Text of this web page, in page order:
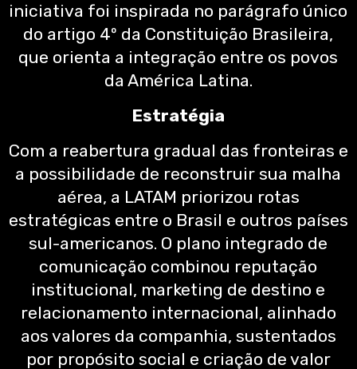
iniciativa foi inspirada no parágrafo único
do artigo 4º da Constituição Brasileira,
que orienta a integração entre os povos
da América Latina.
Estratégia
Com a reabertura gradual das fronteiras e
a possibilidade de reconstruir sua malha
aérea, a LATAM priorizou rotas
estratégicas entre o Brasil e outros países
sul-americanos. O plano integrado de
comunicação combinou reputação
institucional, marketing de destino e
relacionamento internacional, alinhado
aos valores da companhia, sustentados
por propósito social e criação de valor